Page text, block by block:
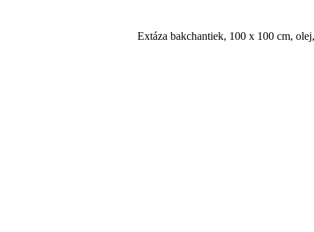
Extáza bakchantiek, 100 x 100 cm,